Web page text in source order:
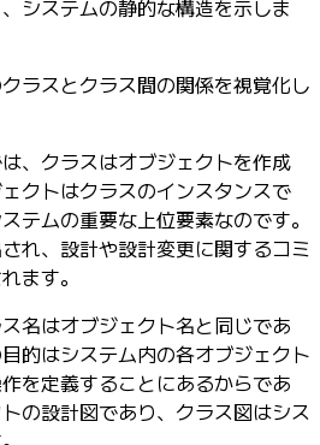
システムの静的な構造を示しま
ラスとクラス間の関係を視覚化し
、クラスはオブジェクトを作成
クトはクラスのインスタンスで
テムの重要な上位要素なのです。
れ、設計や設計変更に関するコミ
ます。
名はオブジェクト名と同じであ
的はシステム内の各オブジェクト
を定義することにあるからであ
の設計図であり、クラス図はシス